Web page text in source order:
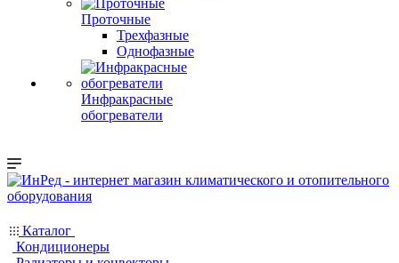
Проточные
Трехфазные
Однофазные
Инфракрасные
обогреватели
Каталог
Кондиционеры